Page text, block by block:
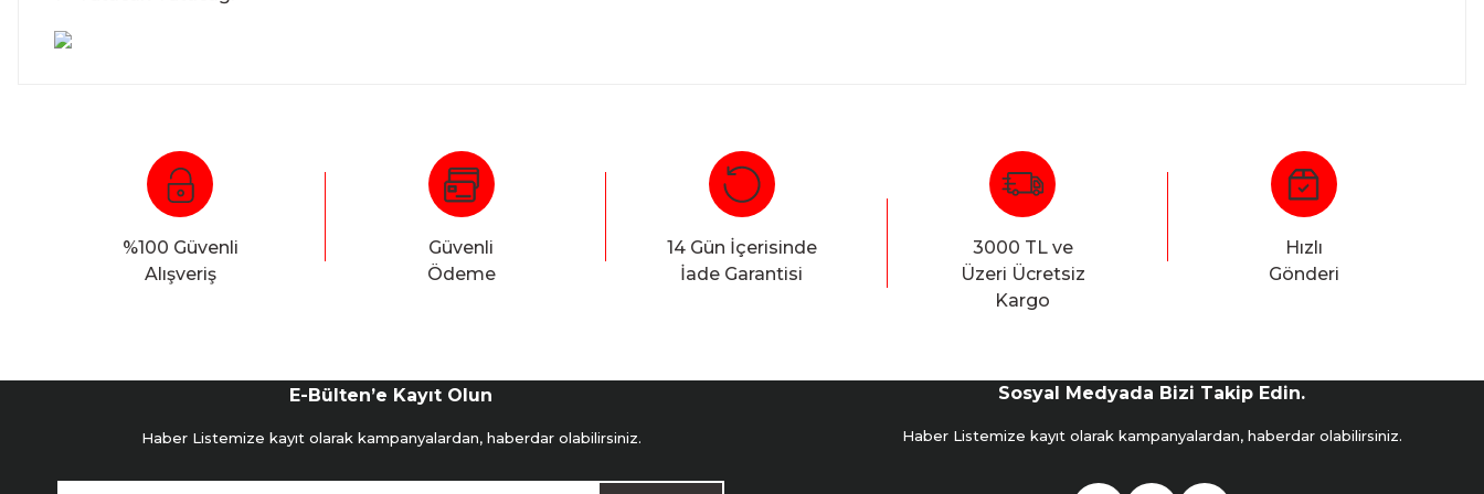
Bu ürüne ilk yorumu siz yapın!
Yorum Yaz
%100 Güvenli
Alışveriş
Güvenli
Ödeme
14 Gün İçerisinde
İade Garantisi
3000 TL ve
Üzeri Ücretsiz
Kargo
Hızlı
Gönderi
E-Bülten’e Kayıt Olun
Haber Listemize kayıt olarak kampanyalardan, haberdar olabilirsiniz.
Sosyal Medyada Bizi Takip Edin.
Haber Listemize kayıt olarak kampanyalardan, haberdar olabilirsiniz.